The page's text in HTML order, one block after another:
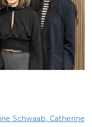
Schwaab, Catherine